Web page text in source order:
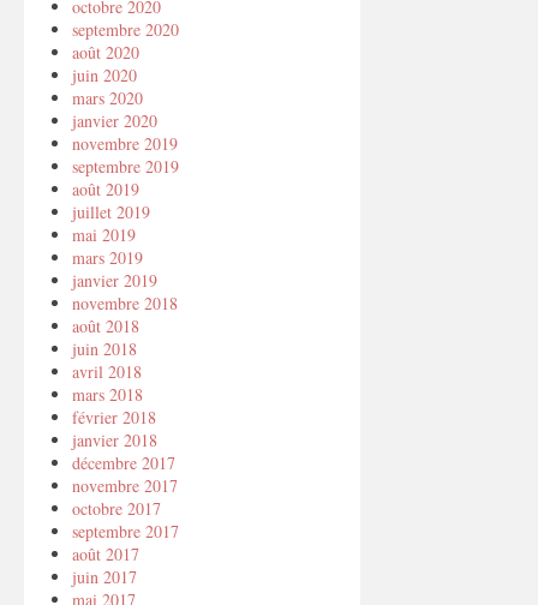
octobre 2020
septembre 2020
août 2020
juin 2020
mars 2020
janvier 2020
novembre 2019
septembre 2019
août 2019
juillet 2019
mai 2019
mars 2019
janvier 2019
novembre 2018
août 2018
juin 2018
avril 2018
mars 2018
février 2018
janvier 2018
décembre 2017
novembre 2017
octobre 2017
septembre 2017
août 2017
juin 2017
mai 2017